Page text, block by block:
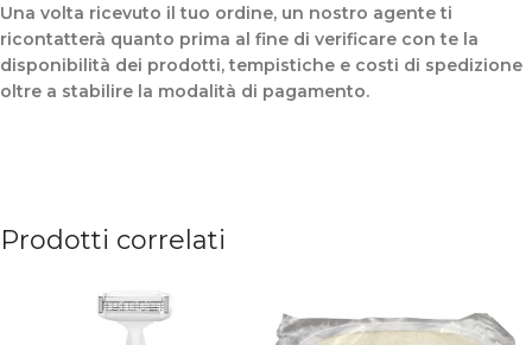
Una volta ricevuto il tuo ordine, un nostro agente ti
ricontatterà quanto prima al fine di verificare con te la
disponibilità dei prodotti, tempistiche e costi di spedizione
oltre a stabilire la modalità di pagamento.
Prodotti correlati